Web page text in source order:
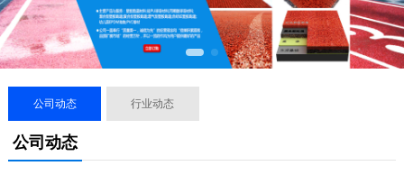
公司动态 行业动态
公司动态